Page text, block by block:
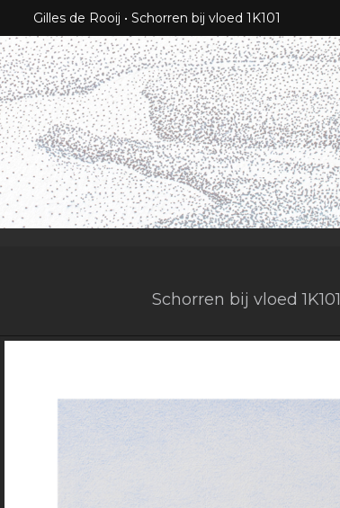
Gilles de Rooij Schorren bij vloed 1K101
Schorren bij vloed 1K101